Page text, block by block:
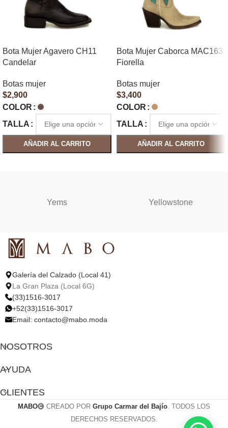
Bota Mujer Agavero CH11
Candelar
Botas mujer
$2,900
COLOR
TALLA
AÑADIR AL CARRITO
Bota Mujer Caborca MAC163
Fiorella
Botas mujer
$3,400
COLOR
TALLA
AÑADIR AL CARRITO
Yems Yellowstone
Galería del Calzado (Local 41)
La Gran Plaza (Local 6G)
(33)1516-3017
+52(33)1516-3017
Email: contacto@mabo.moda
NOSOTROS
AYUDA
CLIENTES
MABO CREADO POR Grupo Carmar del Bajío . TODOS LOS
DERECHOS RESERVADOS.